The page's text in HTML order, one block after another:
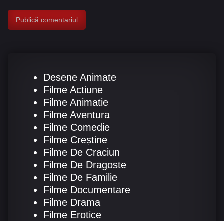
Desene Animate
Filme Actiune
Filme Animatie
Filme Aventura
Filme Comedie
Filme Creștine
Filme De Craciun
Filme De Dragoste
Filme De Familie
Filme Documentare
Filme Drama
Filme Erotice